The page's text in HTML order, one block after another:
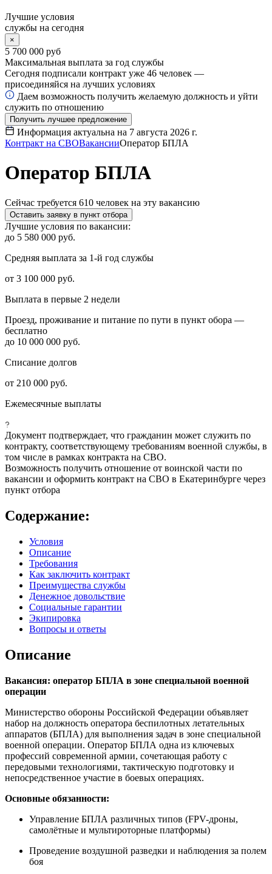
Лучшие условия
службы на сегодня
×
5 700 000 руб
Максимальная выплата за год службы
Сегодня подписали контракт уже 46 человек —
присоединяйся на лучших условиях
Даем возможность получить желаемую должность и уйти
служить по отношению
Получить лучшее предложение
Информация актуальна на 7 августа 2026 г.
Контракт на СВОВакансииОператор БПЛА
Оператор БПЛА
Сейчас требуется 610 человек на эту вакансию
Оставить заявку в пункт отбора
Лучшие условия по вакансии:
до 5 580 000 руб.
Средняя выплата за 1-й год службы
от 3 100 000 руб.
Выплата в первые 2 недели
Проезд, проживание и питание по пути в пункт обора —
бесплатно
до 10 000 000 руб.
Списание долгов
от 210 000 руб.
Ежемесячные выплаты
Документ подтверждает, что гражданин может служить по
контракту, соответствующему требованиям военной службы, в
том числе в рамках контракта на СВО.
Возможность получить отношение от воинской части по
вакансии и оформить контракт на СВО в Екатеринбурге через
пункт отбора
Содержание:
Условия
Описание
Требования
Как заключить контракт
Преимущества службы
Денежное довольствие
Социальные гарантии
Экипировка
Вопросы и ответы
Описание
Вакансия: оператор БПЛА в зоне специальной военной
операции
Министерство обороны Российской Федерации объявляет
набор на должность оператора беспилотных летательных
аппаратов (БПЛА) для выполнения задач в зоне специальной
военной операции. Оператор БПЛА одна из ключевых
профессий современной армии, сочетающая работу с
передовыми технологиями, тактическую подготовку и
непосредственное участие в боевых операциях.
Основные обязанности:
Управление БПЛА различных типов (FPV-дроны,
самолётные и мультироторные платформы)
Проведение воздушной разведки и наблюдения за полем
боя